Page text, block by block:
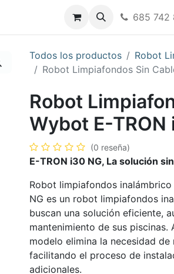
685 742
Todos los productos
Robot
Robot Limpiafondos Sin
Robot
Wybot E-TRON
(0 reseña)
E-TRON i30 NG, La solución
Robot limpiafondos
NG es un robot limpiafondos
buscan una solución eficiente,
mantenimiento de sus
modelo elimina la necesidad
facilitando el proceso de
adicionales.